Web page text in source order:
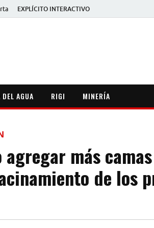
EXPLÍCITO INTERACTIVO
AGUA RIGI MINERÍA
agregar más
de los